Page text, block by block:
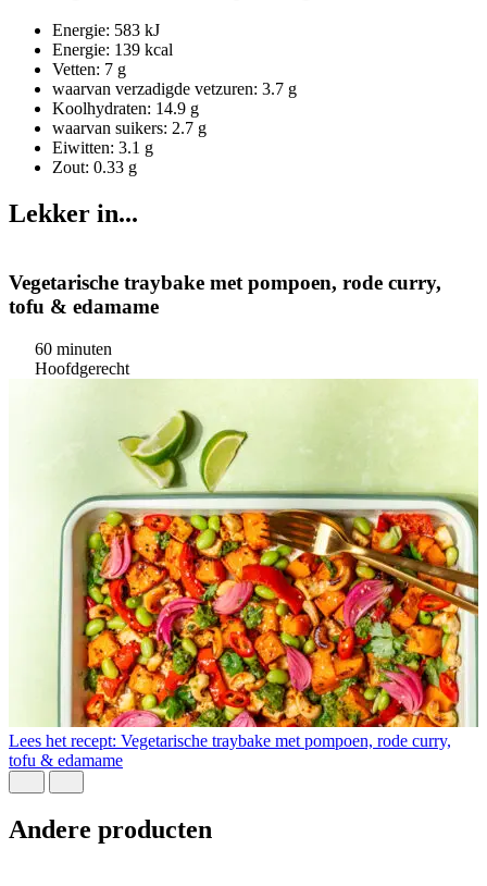
Energie: 583 kJ
Energie: 139 kcal
Vetten: 7 g
waarvan verzadigde vetzuren: 3.7 g
Koolhydraten: 14.9 g
waarvan suikers: 2.7 g
Eiwitten: 3.1 g
Zout: 0.33 g
Lekker in...
Vegetarische traybake met pompoen, rode curry,
tofu & edamame
60 minuten
Hoofdgerecht
Lees het recept: Vegetarische traybake met pompoen, rode curry,
tofu & edamame
Andere producten